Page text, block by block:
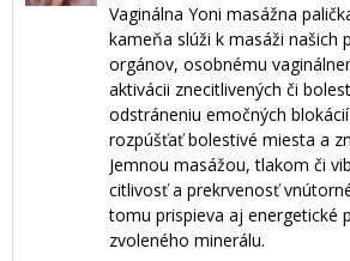
Vaginálna Yoni masážna
kameňa slúži k masáži našich
orgánov, osobnému
aktivácii znecitlivených či
odstráneniu emočných
rozpúšťať bolestivé miesta a
Jemnou masážou, tlakom či
citlivosť a prekrvenosť
tomu prispieva aj energetické
zvoleného minerálu.